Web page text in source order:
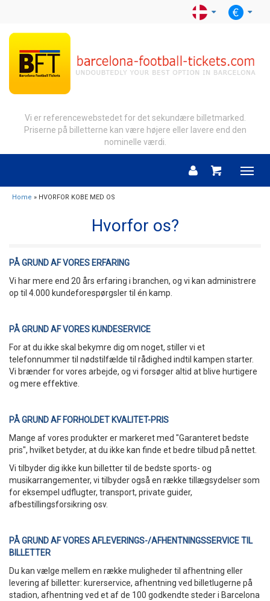
Vi er referencewebstedet for det sekundære billetmarked.
Priserne på billetterne kan være højere eller lavere end den
nominelle værdi.
Menu
Home » HVORFOR KOBE MED OS
Hvorfor os?
PÅ GRUND AF VORES ERFARING
Vi har mere end 20 års erfaring i branchen, og vi kan administrere
op til 4.000 kundeforespørgsler til én kamp.
PÅ GRUND AF VORES KUNDESERVICE
For at du ikke skal bekymre dig om noget, stiller vi et
telefonnummer til nødstilfælde til rådighed indtil kampen starter.
Vi brænder for vores arbejde, og vi forsøger altid at blive hurtigere
og mere effektive.
PÅ GRUND AF FORHOLDET KVALITET-PRIS
Mange af vores produkter er markeret med "Garanteret bedste
pris", hvilket betyder, at du ikke kan finde et bedre tilbud på nettet.
Vi tilbyder dig ikke kun billetter til de bedste sports- og
musikarrangementer, vi tilbyder også en række tillægsydelser som
for eksempel udflugter, transport, private guider,
afbestillingsforsikring osv.
PÅ GRUND AF VORES AFLEVERINGS-/AFHENTNINGSSERVICE TIL
BILLETTER
Du kan vælge mellem en række muligheder til afhentning eller
levering af billetter: kurerservice, afhentning ved billetlugerne på
stadion, afhentning ved et af de 100 godkendte steder i Barcelona